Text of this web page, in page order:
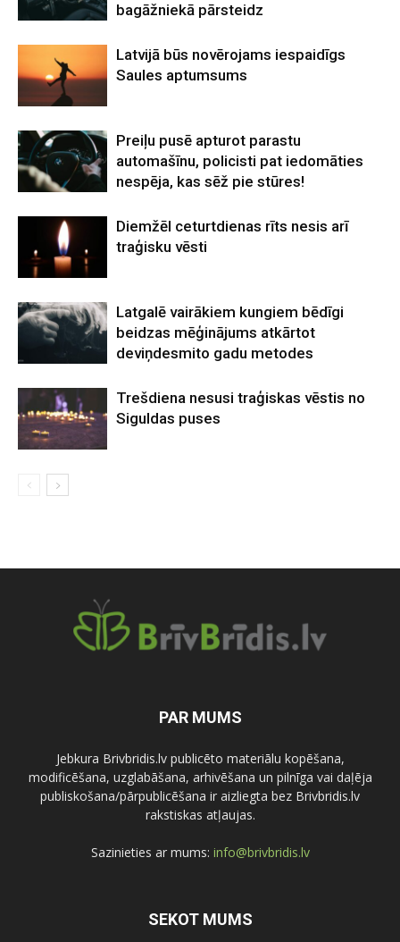
bagāžniekā pārsteidz
Latvijā būs novērojams iespaidīgs
Saules aptumsums
Preiļu pusē apturot parastu
automašīnu, policisti pat iedomāties
nespēja, kas sēž pie stūres!
Diemžēl ceturtdienas rīts nesis arī
traģisku vēsti
Latgalē vairākiem kungiem bēdīgi
beidzas mēģinājums atkārtot
deviņdesmito gadu metodes
Trešdiena nesusi traģiskas vēstis no
Siguldas puses
PAR MUMS
Jebkura Brivbridis.lv publicēto materiālu kopēšana,
modificēšana, uzglabāšana, arhivēšana un pilnīga vai daļēja
publiskošana/pārpublicēšana ir aizliegta bez Brivbridis.lv
rakstiskas atļaujas.
Sazinieties ar mums: info@brivbridis.lv
SEKOT MUMS